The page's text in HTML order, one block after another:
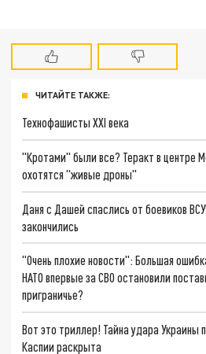
ЧИТАЙТЕ ТАКЖЕ:
Технофашисты XXI века
"Кротами" были все? Теракт в центре
охотятся "живые дроны"
Даня с Дашей спаслись от боевиков
закончились
"Очень плохие новости": Большая
НАТО впервые за СВО остановили
приграничье?
Вот это триллер! Тайна удара Украины
Каспии раскрыта